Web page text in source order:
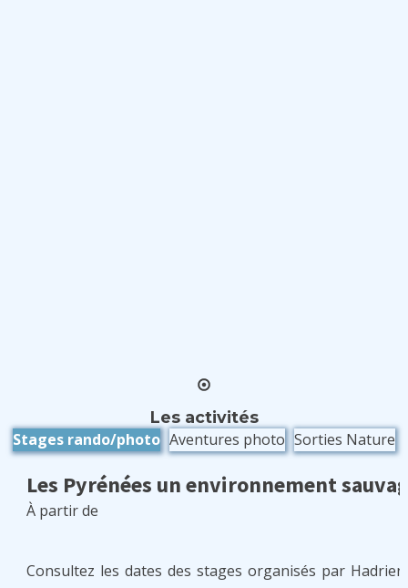
Les activités
Stages rando/photo Aventures photo Sorties Nature
Les Pyrénées un environnement
À partir de
Consultez les dates des stages organisés par